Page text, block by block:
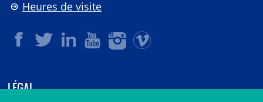
Heures de visite
LÉGAL